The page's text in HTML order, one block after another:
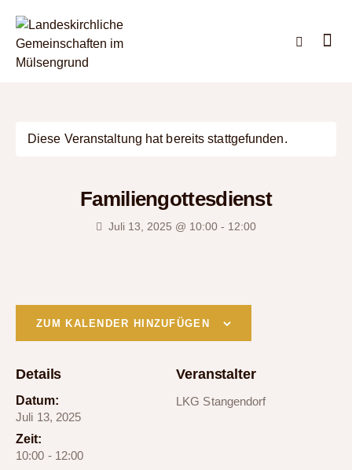
Diese Veranstaltung hat bereits stattgefunden.
Familiengottesdienst
Juli 13, 2025 @ 10:00 - 12:00
ZUM KALENDER HINZUFÜGEN
Details
Datum:
Juli 13, 2025
Zeit:
10:00 - 12:00
Veranstalter
LKG Stangendorf